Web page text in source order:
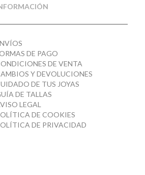
DE PAGO
DE VENTA
Y DEVOLUCIONES
DE TUS JOYAS
DE TALLAS
LEGAL
DE COOKIES
DE PRIVACIDAD